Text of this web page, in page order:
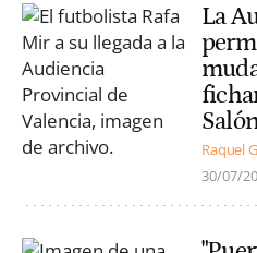
La
Raquel
30/07/